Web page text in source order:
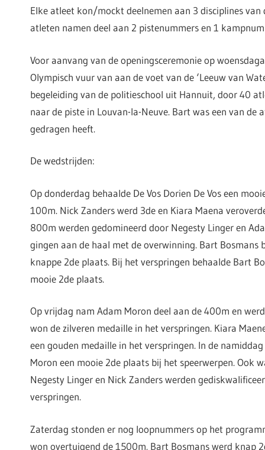
Elke atleet kon/mockt deelnemen aan 3 disciplines van
atleten namen deel aan 2 pistenummers en 1
Voor aanvang van de openingsceremonie op
Olympisch vuur van aan de voet van de ‘Leeuw van
begeleiding van de politieschool uit Hannuit, door 40
naar de piste in Louvan-la-Neuve. Bart was een van de
gedragen heeft.
De wedstrijden:
Op donderdag behaalde De Vos Dorien De Vos een
100m. Nick Zanders werd 3de en Kiara Maena
800m werden gedomineerd door Negesty Linger en
gingen aan de haal met de overwinning. Bart Bosmans
knappe 2de plaats. Bij het verspringen behaalde Bart
mooie 2de plaats.
Op vrijdag nam Adam Moron deel aan de 400m en
won de zilveren medaille in het verspringen. Kiara
een gouden medaille in het verspringen. In de
Moron een mooie 2de plaats bij het speerwerpen. Ook
Negesty Linger en Nick Zanders werden
verspringen.
Zaterdag stonden er nog loopnummers op het
won overtuigend de 1500m. Bart Bosmans werd knap